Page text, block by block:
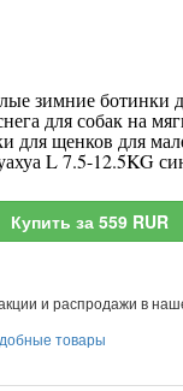
зимние ботинки
для собак на
для щенков для
L 7.5-12.5KG
Купить за 559 RUR
и распродажи в
товары